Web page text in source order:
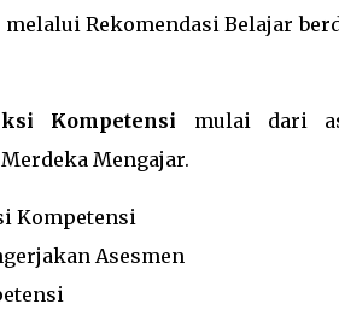
Rekomendasi Belajar
Kompetensi mulai dari
Mengajar.
Kompetensi
Asesmen